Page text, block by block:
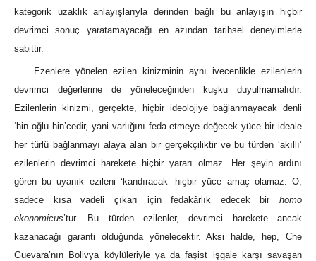
kategorik uzaklık anlayışlarıyla derinden bağlı bu anlayışın hiçbir
devrimci sonuç yaratamayacağı en azından tarihsel deneyimlerle
sabittir.
Ezenlere yönelen ezilen kinizminin aynı ivecenlikle ezilenlerin
devrimci değerlerine de yöneleceğinden kuşku duyulmamalıdır.
Ezilenlerin kinizmi, gerçekte, hiçbir ideolojiye bağlanmayacak denli
‘hin oğlu hin’cedir, yani varlığını feda etmeye değecek yüce bir ideale
her türlü bağlanmayı alaya alan bir gerçekçiliktir ve bu türden ‘akıllı’
ezilenlerin devrimci harekete hiçbir yararı olmaz. Her şeyin ardını
gören bu uyanık ezileni ‘kandıracak’ hiçbir yüce amaç olamaz. O,
sadece kısa vadeli çıkarı için fedakârlık edecek bir homo
ekonomicus’tur. Bu türden ezilenler, devrimci harekete ancak
kazanacağı garanti olduğunda yönelecektir. Aksi halde, hep, Che
Guevara’nın Bolivya köylüleriyle ya da faşist işgale karşı savaşan